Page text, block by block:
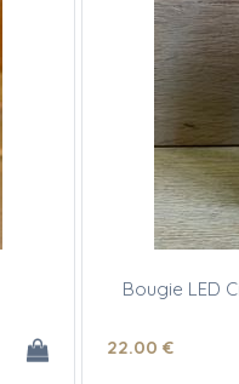
Bougie LED
22.00 €